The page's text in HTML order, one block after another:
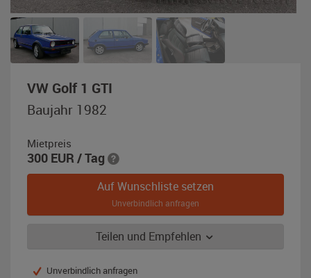
VW Golf 1 GTI
Baujahr 1982
Mietpreis
300 EUR / Tag
Auf Wunschliste setzen
Unverbindlich anfragen
Teilen und Empfehlen
Unverbindlich anfragen